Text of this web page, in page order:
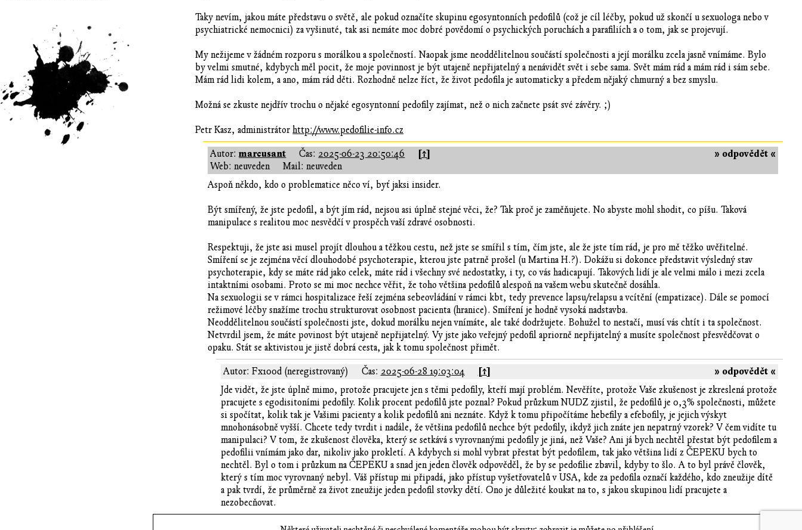
Taky nevím, jakou máte představu o světě, ale pokud označíte skupinu egosyntonních pedofilů (což je cíl léčby, pokud už skončí u sexuologa nebo v
psychiatrické nemocnici) za vyšinuté, tak asi nemáte moc dobré povědomí o psychických poruchách a parafiliích a o tom, jak se projevují.
My nežijeme v žádném rozporu s morálkou a společností. Naopak jsme neoddělitelnou součástí společnosti a její morálku zcela jasně vnímáme. Bylo
by velmi smutné, kdybych měl pocit, že moje povinnost je být utajeně nepřijatelný a nenávidět svět i sebe sama. Svět mám rád a mám rád i sám sebe.
Mám rád lidi kolem, a ano, mám rád děti. Rozhodně nelze říct, že život pedofila je automaticky a předem nějaký chmurný a bez smyslu.
Možná se zkuste nejdřív trochu o nějaké egosyntonní pedofily zajímat, než o nich začnete psát své závěry. ;)
Petr Kasz, administrátorhttp://www.pedofilie-info.cz
» odpovědět «
Autor:marcusant Čas: 2025-06-23 20:50:46 [↑]
Web: neuveden
Mail: neuveden
Aspoň někdo, kdo o problematice něco ví, byť jaksi insider.
Být smířený, že jste pedofil, a být jím rád, nejsou asi úplně stejné věci, že? Tak proč je zaměňujete. No abyste mohl shodit, co píšu. Taková
manipulace s realitou moc nesvědčí v prospěch vaší zdravé osobnosti.
Respektuji, že jste asi musel projít dlouhou a těžkou cestu, než jste se smířil s tím, čím jste, ale že jste tím rád, je pro mě těžko uvěřitelné.
Smíření se je zejména věcí dlouhodobé psychoterapie, kterou jste patrně prošel (u Martina H.?). Dokážu si dokonce představit výsledný stav
psychoterapie, kdy se máte rád jako celek, máte rád i všechny své nedostatky, i ty, co vás hadicapují. Takových lidí je ale velmi málo i mezi zcela
intaktními osobami. Proto se mi moc nechce věřit, že toho většina pedofilů alespoň na vašem webu skutečně dosáhla.
Na sexuologii se v rámci hospitalizace řeší zejména sebeovládání v rámci kbt, tedy prevence lapsu/relapsu a vcítění (empatizace). Dále se pomocí
režimové léčby snažíme trochu strukturovat osobnost pacienta (hranice). Smíření je hodně vysoká nadstavba.
Neoddělitelnou součástí společnosti jste, dokud morálku nejen vnímáte, ale také dodržujete. Bohužel to nestačí, musí vás chtít i ta společnost.
Netvrdil jsem, že máte povinost být utajeně nepřijatelný. Vy jste jako veřejný pedofil apriorně nepřijatelný a musíte společnost přesvědčovat o
opaku. Stát se aktivistou je jistě dobrá cesta, jak k tomu společnost přimět.
» odpovědět «
Autor: Fx100d (neregistrovaný) Čas: 2025-06-28 19:03:04 [↑]
Jde vidět, že jste úplně mimo, protože pracujete jen s těmi pedofily, kteří mají problém. Nevěříte, protože Vaše zkušenost je zkreslená protože
pracujete s egodisitoními pedofily. Kolik procent pedofilů jste poznal? Pokud průzkum NUDZ zjistil, že pedofilů je 0,3% společnosti, můžete
si spočítat, kolik tak je Vašimi pacienty a kolik pedofilů ani neznáte. Když k tomu připočítáme hebefily a efebofily, je jejich výskyt
mnohonásobně vyšší. Chcete tedy tvrdit i nadále, že většina pedofilů nechce být pedofily, ikdyž jich znáte jen nepatrný vzorek? V čem vidíte tu
manipulaci? V tom, že zkušenost člověka, který se setkává s vyrovnanými pedofily je jiná, než Vaše? Ani já bych nechtěl přestat být pedofilem a
pedofilii vnímám jako dar, nikoliv jako prokletí. A kdybych si mohl vybrat přestat být pedofilem, tak jako většina lidí z ČEPEKU bych to
nechtěl. Byl o tom i průzkum na ČEPEKU a snad jen jeden člověk odpověděl, že by se pedofilie zbavil, kdyby to šlo. A to byl právě člověk,
který s tím moc vyrovnaný nebyl. Váš přístup mi připadá, jako přístup vyšetřovatelů v USA, kde za pedofila označí každého, kdo zneužije dítě
a pak tvrdí, že průměrně za život zneužije jeden pedofil stovky dětí. Ono je důležité koukat na to, s jakou skupinou lidí pracujete a
nezobecňovat.